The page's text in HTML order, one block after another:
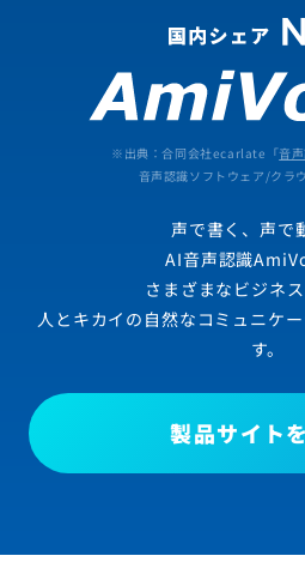
※出典：合同会社ecarlate「音
音声認識ソフトウェア/クラ
声で書く、声で
AI音声認識
さまざまなビジネス
人とキカイの自然なコミュニケ
す。
製品サイト